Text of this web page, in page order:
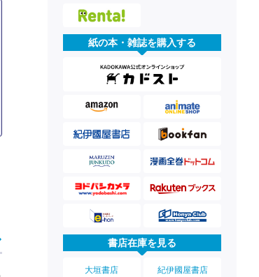
紙の本・雑誌を購入する
書店在庫を見る
大垣書店 紀伊國屋書店